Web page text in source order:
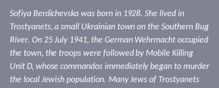
Sofiya Berdichevska was born in 1928. She lived in
Trostyanets, a small Ukrainian town on the Southern Bug
River. On 25 July 1941, the German Wehrmacht occupied
the town, the troops were followed by Mobile Killing
Unit D, whose commandos immediately began to murder
the local Jewish population. Many Jews of Trostyanets